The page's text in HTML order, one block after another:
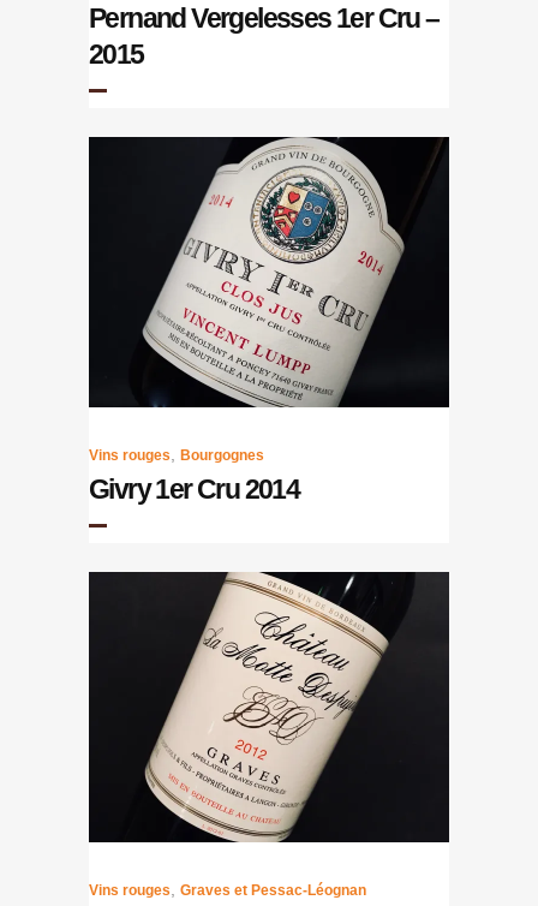
Pernand Vergelesses 1er Cru –
2015
Vins rouges Bourgognes
Givry 1er Cru 2014
Vins rouges Graves et Pessac-Léognan